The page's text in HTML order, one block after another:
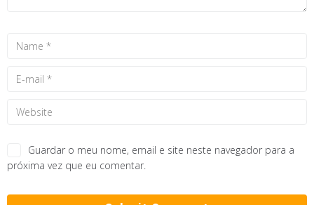
Guardar o meu nome, email e site neste navegador para a
próxima vez que eu comentar.